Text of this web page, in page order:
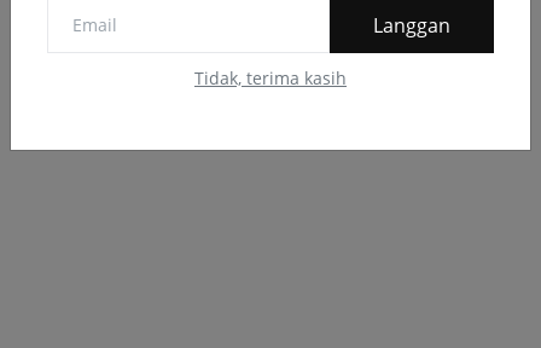
Langgan
Tidak, terima kasih
Komen Facebook